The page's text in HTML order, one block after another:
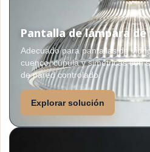
Pantalla de lámpara
Adecuado para pantallas de
cuenco, cúpula y simétricas con
de pared controlado.
Explorar solución